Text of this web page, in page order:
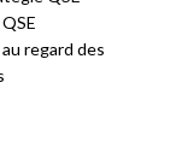
regard des